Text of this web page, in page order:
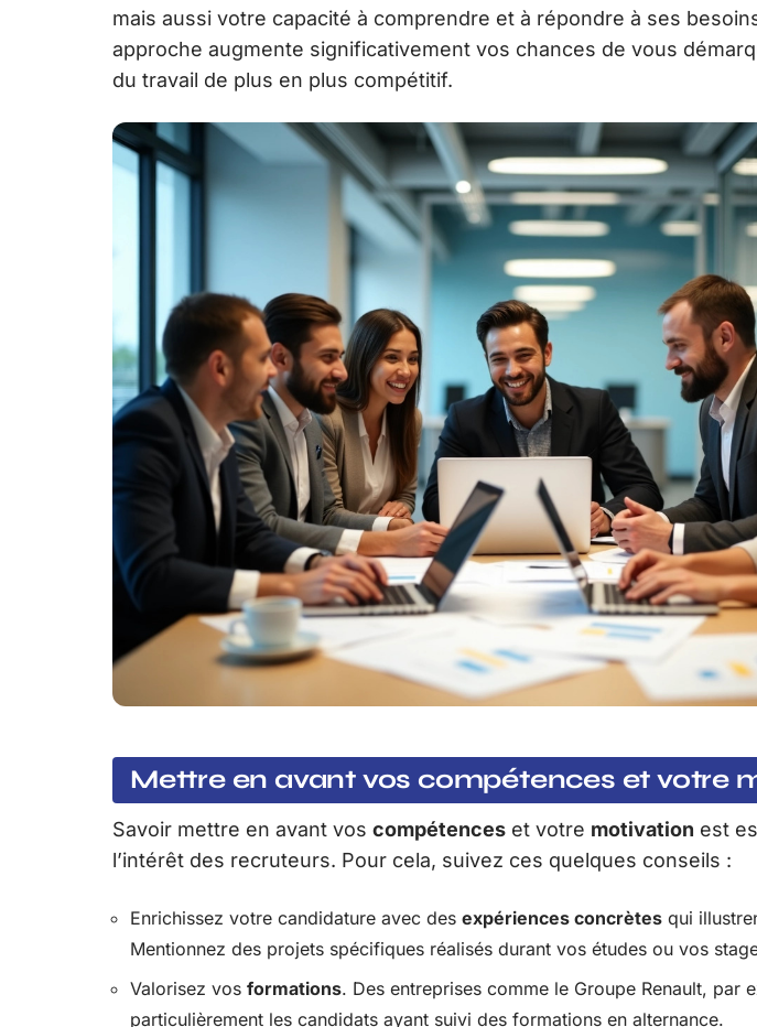
mais aussi votre capacité à comprendre et à répondre à ses
approche augmente significativement vos chances de vous
du travail de plus en plus compétitif.
Mettre en avant vos compétences et votre
Savoir mettre en avant vos compétences et votre motivation est
l’intérêt des recruteurs. Pour cela, suivez ces quelques conseils :
Enrichissez votre candidature avec des expériences concrètes qui
Mentionnez des projets spécifiques réalisés durant vos études ou vos
Valorisez vos formations. Des entreprises comme le Groupe Renault, par
particulièrement les candidats ayant suivi des formations en alternance.